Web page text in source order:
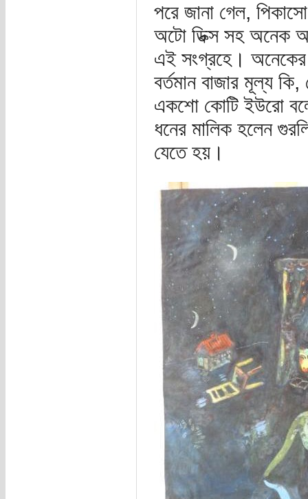
পরে জানা গেল,
অটো ডিক্স সহ অনেক
এই সংগ্রহে।
বর্তমান বাজার মূল্য
একশো কোটি ইউরো বলে
ধনের মালিক হলেন
যেতে হয়।